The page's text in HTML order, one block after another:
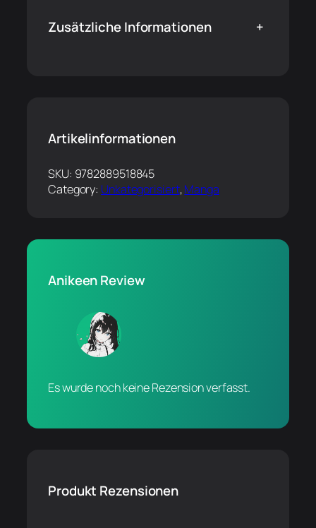
Zusätzliche Informationen +
Artikelinformationen
SKU: 9782889518845
Category: Unkategorisiert, Manga
Anikeen Review
Es wurde noch keine Rezension verfasst.
Produkt Rezensionen